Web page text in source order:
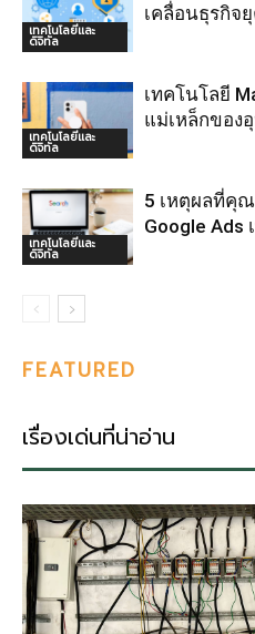
เทคโนโลยีและ
ดิจิทัล
เคลื่อนธุรกิจ
เทคโนโลยีและ
ดิจิทัล
เทคโนโลยี
แม่เหล็กของ
เทคโนโลยีและ
ดิจิทัล
5 เหตุผลที่คุ
Google Ads
FEATURED
เรื่องเด่นที่น่าอ่าน